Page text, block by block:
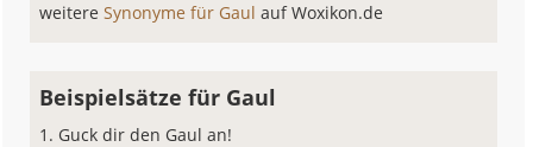
weitereSynonyme für Gaulauf Woxikon.de
Beispielsätze für Gaul
Guck dir den Gaul an!